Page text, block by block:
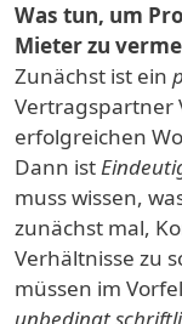
Was tun, um
Mieter zu
Zunächst ist ein
Vertragspartner
erfolgreichen
Dann ist
muss wissen,
zunächst mal,
Verhältnisse zu
müssen im